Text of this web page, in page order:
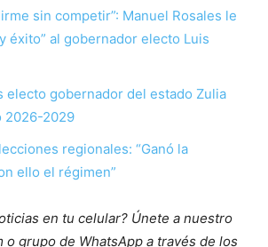
sin competir”: Manuel Rosales le
éxito” al gobernador electo Luis
electo gobernador del estado Zulia
2026-2029
regionales: “Ganó la
ello el régimen”
en tu celular? Únete a nuestro
o grupo de WhatsApp a través de los